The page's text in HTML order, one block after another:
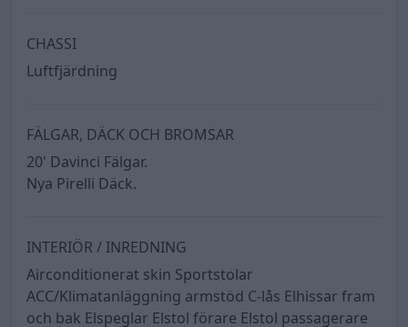
CHASSI
Luftfjärdning
FÄLGAR, DÄCK OCH BROMSAR
20' Davinci Fälgar.
Nya Pirelli Däck.
INTERIÖR / INREDNING
Airconditionerat skin Sportstolar
ACC/Klimatanläggning armstöd C-lås Elhissar fram
och bak Elspeglar Elstol förare Elstol passagerare